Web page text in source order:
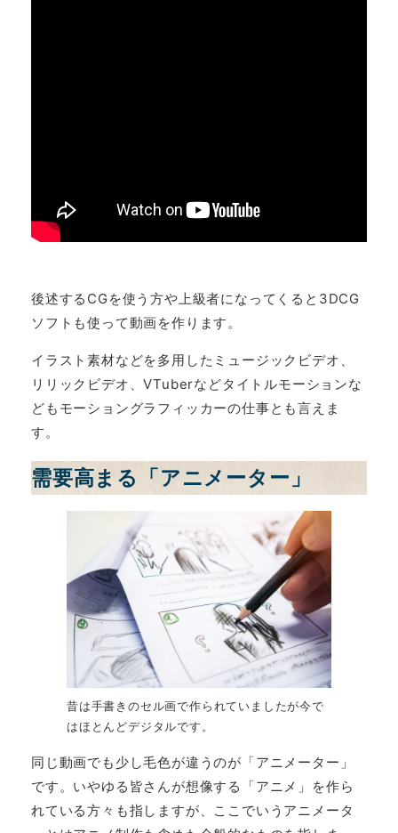
後述するCGを使う方や上級者になってくると3DCG
ソフトも使って動画を作ります。
イラスト素材などを多用したミュージックビデオ、
リリックビデオ、VTuberなどタイトルモーションな
どもモーショングラフィッカーの仕事とも言えま
す。
需要高まる「アニメーター」
昔は手書きのセル画で作られていましたが今で
はほとんどデジタルです。
同じ動画でも少し毛色が違うのが「アニメーター」
です。いやゆる皆さんが想像する「アニメ」を作ら
れている方々も指しますが、ここでいうアニメータ